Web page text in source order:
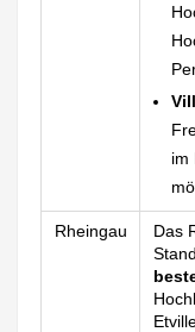
im
Rheingau
Das